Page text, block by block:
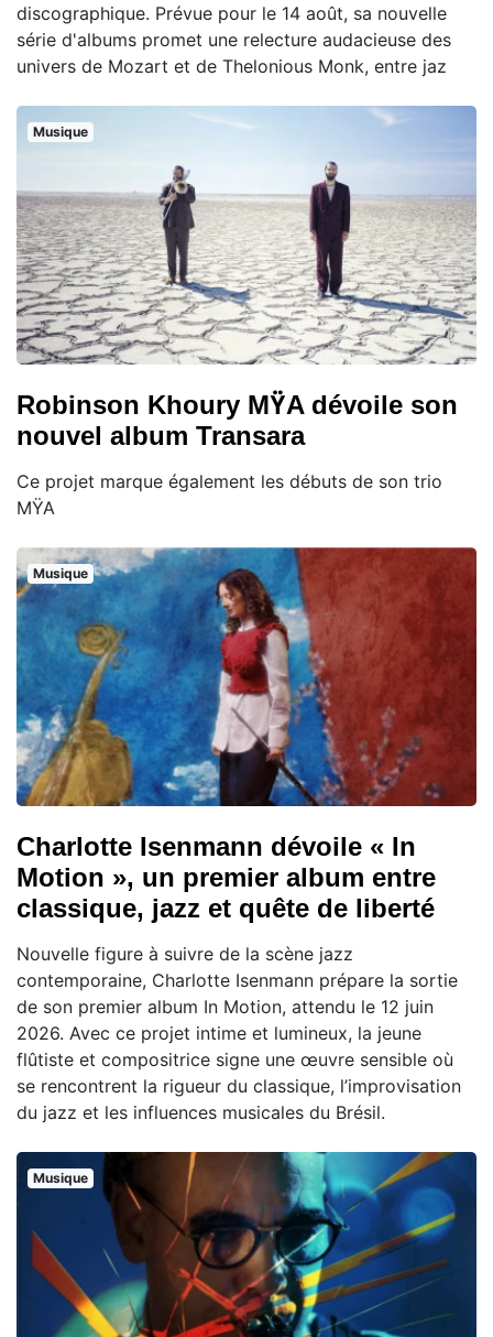
discographique. Prévue pour le 14 août, sa nouvelle
série d'albums promet une relecture audacieuse des
univers de Mozart et de Thelonious Monk, entre jaz
Musique
Robinson Khoury MŸA dévoile son
nouvel album Transara
Ce projet marque également les débuts de son trio
MŸA
Musique
Charlotte Isenmann dévoile « In
Motion », un premier album entre
classique, jazz et quête de liberté
Nouvelle figure à suivre de la scène jazz
contemporaine, Charlotte Isenmann prépare la sortie
de son premier album In Motion, attendu le 12 juin
2026. Avec ce projet intime et lumineux, la jeune
flûtiste et compositrice signe une œuvre sensible où
se rencontrent la rigueur du classique, l’improvisation
du jazz et les influences musicales du Brésil.
Musique